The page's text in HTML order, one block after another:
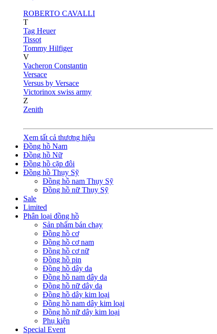
ROBERTO CAVALLI
T
Tag Heuer
Tissot
Tommy Hilfiger
V
Vacheron Constantin
Versace
Versus by Versace
Victorinox swiss army
Z
Zenith
Xem tất cả thương hiệu
Đồng hồ Nam
Đồng hồ Nữ
Đồng hồ cặp đôi
Đồng hồ Thụy Sỹ
Đồng hồ nam Thụy Sỹ
Đồng hồ nữ Thụy Sỹ
Sale
Limited
Phân loại đồng hồ
Sản phẩm bán chạy
Đồng hồ cơ
Đồng hồ cơ nam
Đồng hồ cơ nữ
Đồng hồ pin
Đồng hồ dây da
Đồng hồ nam dây da
Đồng hồ nữ dây da
Đồng hồ dây kim loại
Đồng hồ nam dây kim loại
Đồng hồ nữ dây kim loại
Phụ kiện
Special Event